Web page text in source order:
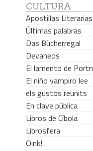
CULTURA
Apostillas Literarias
Últimas palabras
Das Bücherregal
Devaneos
El lamento de
El niño vampiro lee
els gustos reunits
En clave pública
Libros de Cíbola
Librosfera
Oink!